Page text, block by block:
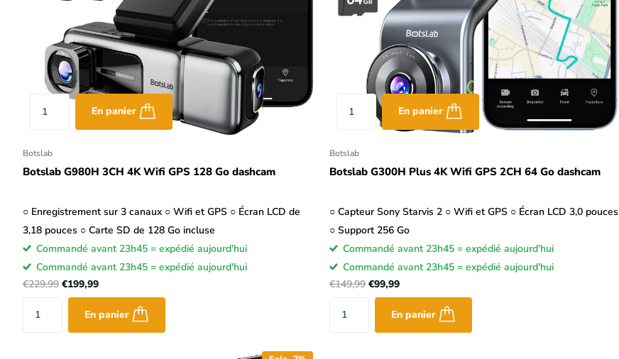
En panier
Botslab
Botslab G980H 3CH 4K Wifi GPS 128 Go dashcam
○ Enregistrement sur 3 canaux ○ Wifi et GPS ○ Écran LCD de
3,18 pouces ○ Carte SD de 128 Go incluse
Commandé avant 23h45 = expédié aujourd'hui
Commandé avant 23h45 = expédié aujourd'hui
€229,99 €199,99
En panier
En panier
Botslab
Botslab G300H Plus 4K Wifi GPS 2CH 64 Go dashcam
○ Capteur Sony Starvis 2 ○ Wifi et GPS ○ Écran LCD 3,0 pouces
○ Support 256 Go
Commandé avant 23h45 = expédié aujourd'hui
Commandé avant 23h45 = expédié aujourd'hui
€149,99 €99,99
En panier